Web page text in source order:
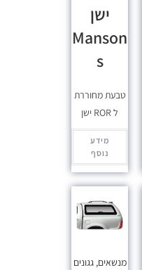
ישן
Manson
s
טבעת מחוררת
מידע
נוסף
מנשאים, גגונים